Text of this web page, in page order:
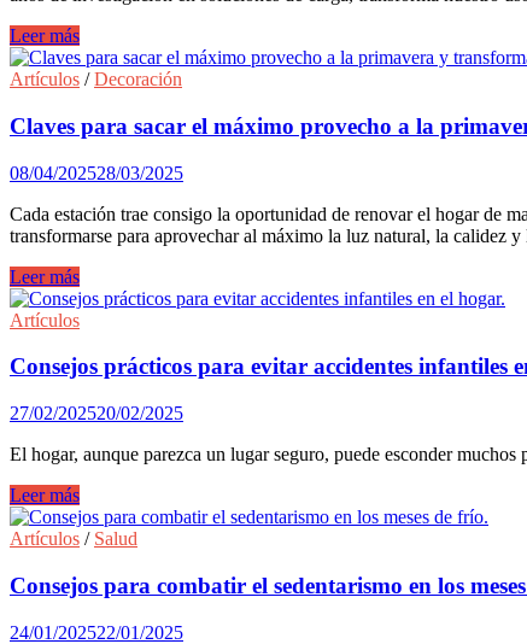
Del
diseño
a
funcionalidad:
las
nuevas
superficies
que
cargan
dispositivos.
Leer más
Artículos /Decoración
Claves para sacar el máximo provecho a la
08/04/202528/03/2025
Cada estación trae consigo la oportunidad de renovar el hogar de
transformarse para aprovechar al máximo la luz natural, la calidez
Claves
para
sacar
máximo
provecho
a
la
primavera
transformar
los
espacios
Leer más
Artículos
Consejos prácticos para evitar accidentes infantiles
27/02/202520/02/2025
El hogar, aunque parezca un lugar seguro, puede esconder
Consejos
prácticos
para
accidentes
infantiles
en
Leer más
Artículos / Salud
Consejos para combatir el sedentarismo en los
24/01/202522/01/2025